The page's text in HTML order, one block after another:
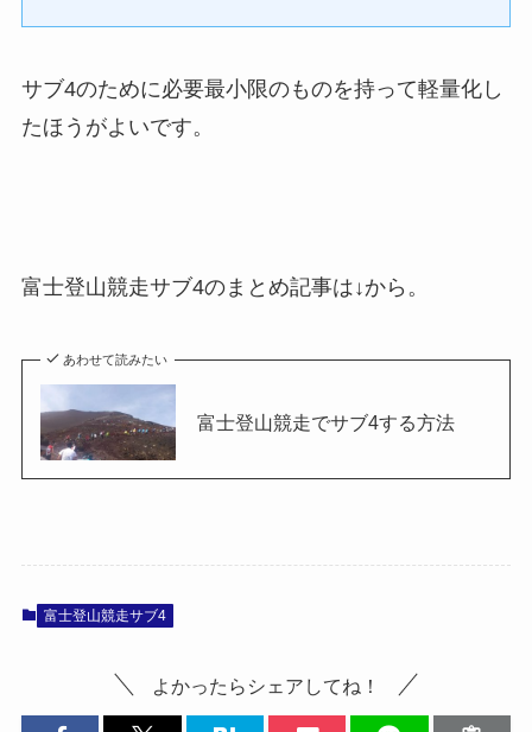
サブ4のために必要最小限のものを持って軽量化し
たほうがよいです。
富士登山競走サブ4のまとめ記事は↓から。
あわせて読みたい
富士登山競走でサブ4する方法
富士登山競走サブ4
よかったらシェアしてね！